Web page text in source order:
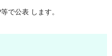
で公表 します。